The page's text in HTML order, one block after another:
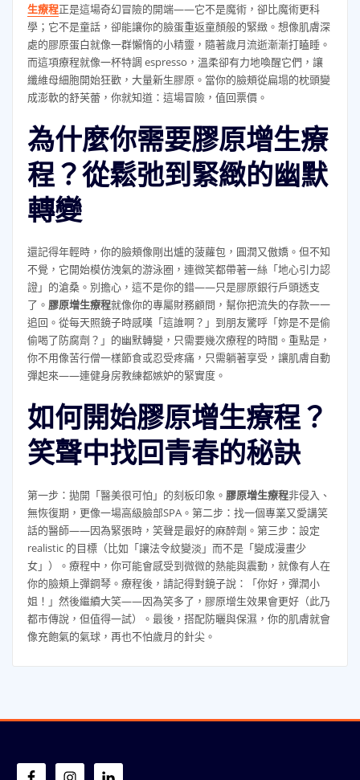
生療程正是這場奇幻冒險的開端——它不是魔術，卻比魔術更科
學；它不是童話，卻能讓你的臉蛋重返童顏般的緊緻。想像肌膚深
處的膠原蛋白就像一群懶惰的小精靈，隨著歲月流逝漸漸打瞌睡。
而這項療程就像一杯特調 espresso，溫柔卻有力地喚醒它們，讓
纖維母細胞開始狂歡，大量新生膠原。當你的臉頰從扁塌的枕頭變
成澎軟的舒芙蕾，你就知道：這場冒險，值回票價。
為什麼你需要膠原增生療
程？從鬆弛到緊緻的幽默
轉變
還記得年輕時，你的臉頰像剛出爐的菠蘿包，圓潤又傲嬌。但不知
不覺，它開始模仿洩氣的游泳圈，連微笑都帶著一絲「地心引力認
證」的滄桑。別擔心，這不是你的錯——只是膠原銀行戶頭透支
了。 膠原增生療程就像你的專屬財務顧問，幫你把流失的存款一一
追回。從每天照鏡子時感嘆「這誰啊？」到朋友驚呼「妳是不是偷
偷喝了防腐劑？」的幽默轉變，只需要幾次療程的時間。重點是，
你不用像苦行僧一樣節食或忍受疼痛，只需躺著享受，讓肌膚自動
彈起來——連健身房教練都嫉妒的緊實度。
如何開始膠原增生療程？
笑聲中找回青春的秘訣
第一步：拋開「醫美很可怕」的刻板印象。 膠原增生療程非侵入、
無恢復期，更像一場高級臉部SPA。第二步：找一個專業又愛講笑
話的醫師——因為緊張時，笑聲是最好的麻醉劑。第三步：設定
realistic 的目標（比如「讓法令紋變淡」而不是「變成漫畫少
女」）。療程中，你可能會感受到微微的熱能與震動，就像有人在
你的臉頰上彈鋼琴。療程後，請記得對鏡子說：「你好，彈潤小
姐！」然後繼續大笑——因為笑多了，膠原增生效果會更好（此乃
都市傳說，但值得一試）。最後，搭配防曬與保濕，你的肌膚就會
像充飽氣的氣球，再也不怕歲月的針尖。